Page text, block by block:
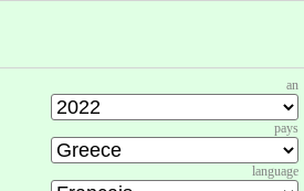
an
pays
language